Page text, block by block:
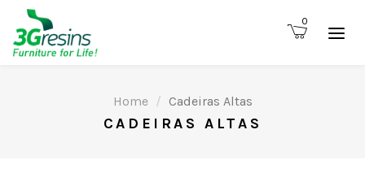
0
Home Cadeiras Altas
CADEIRAS ALTAS